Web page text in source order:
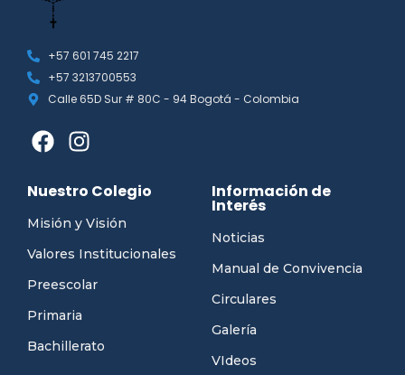
+57 601 745 2217
+57 3213700553
Calle 65D Sur # 80C - 94 Bogotá - Colombia
Nuestro Colegio
Misión y Visión
Valores Institucionales
Preescolar
Primaria
Bachillerato
Información de
Interés
Noticias
Manual de Convivencia
Circulares
Galería
VIdeos